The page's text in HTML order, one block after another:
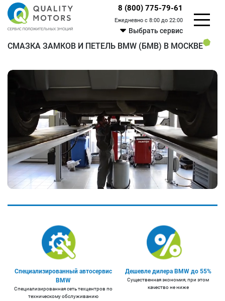
8 (800) 775-79-61
Ежедневно с 8:00 до 22:00
Выбрать сервис
СМАЗКА ЗАМКОВ И ПЕТЕЛЬ BMW (БМВ) В МОСКВЕ
Специализированный автосервис
BMW
Специализированная сеть техцентров по
техническому обслуживанию
Дешевле дилера BMW до 55%
Существенная экономия, при этом
качество не ниже